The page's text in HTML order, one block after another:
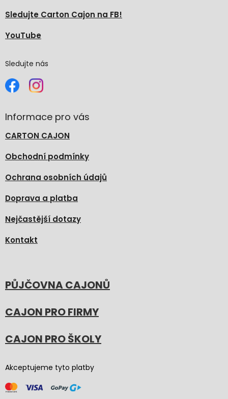
Sledujte Carton Cajon na FB!
YouTube
Sledujte nás
Informace pro vás
CARTON CAJON
Obchodní podmínky
Ochrana osobních údajů
Doprava a platba
Nejčastější dotazy
Kontakt
PŮJČOVNA CAJONŮ
CAJON PRO FIRMY
CAJON PRO ŠKOLY
Akceptujeme tyto platby